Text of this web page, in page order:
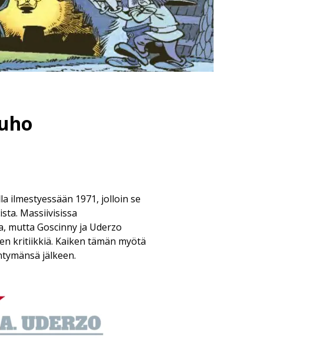
ilmestyessään 1971, jolloin se
Massiivisissa
mutta Goscinny ja Uderzo
kritiikkiä. Kaiken tämän myötä
jälkeen.